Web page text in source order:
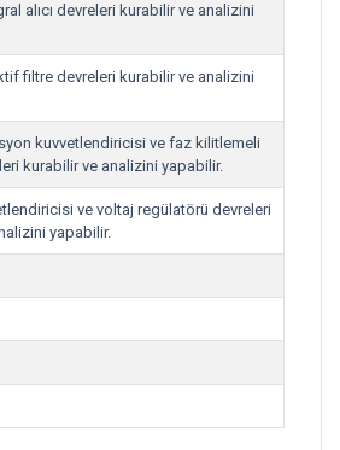
alıcı devreleri kurabilir ve analizini
filtre devreleri kurabilir ve analizini
kuvvetlendiricisi ve faz kilitlemeli
kurabilir ve analizini yapabilir.
ve voltaj regülatörü devreleri
yapabilir.